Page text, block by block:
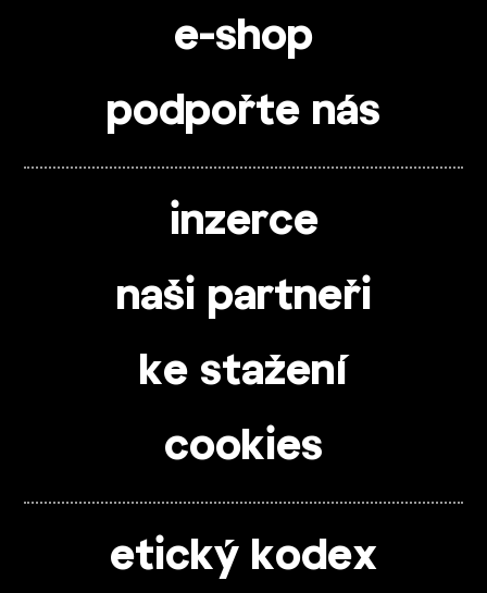
e-shop
podpořte nás
inzerce
naši partneři
ke stažení
cookies
etický kodex